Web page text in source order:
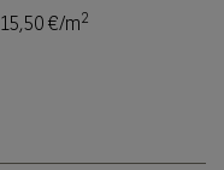
15,50 €/m2